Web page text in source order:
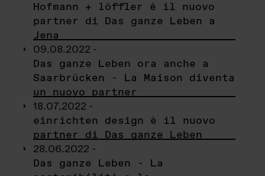
Hofmann + löffler è il nuovo
partner di Das ganze Leben a
Jena
09.08.2022 -
Das ganze Leben ora anche a
Saarbrücken - La Maison diventa
un nuovo partner
18.07.2022 -
einrichten design è il nuovo
partner di Das ganze Leben
28.06.2022 -
Das ganze Leben - La